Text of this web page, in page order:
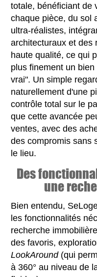
totale, bénéficiant de
chaque pièce, du sol
ultra-réalistes,
architecturaux et des
haute qualité, ce qui
plus finement un
vrai". Un simple
naturellement d'une
contrôle total sur le
que cette avancée
ventes, avec des
des compromis sans
le lieu.
Des
une
Bien entendu,
les fonctionnalités
recherche
des favoris,
LookAround(qui
à 360° au niveau de